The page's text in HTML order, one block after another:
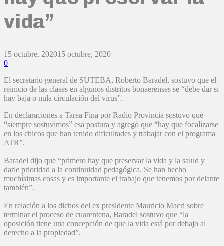
vida”
15 octubre, 202015 octubre, 2020
0
El secretario general de SUTEBA, Roberto Baradel, sostuvo que el
reinicio de las clases en algunos distritos bonaerenses se “debe dar si
hay baja o nula circulación del virus”.
En declaraciones a Tarea Fina por Radio Provincia sostuvo que
“siempre sostuvimos” esa postura y agregó que “hay que focalizarse
en los chicos que han tenido dificultades y trabajar con el programa
ATR”.
Baradel dijo que “primero hay que preservar la vida y la salud y
darle prioridad a la continuidad pedagógica. Se han hecho
muchísimas cosas y es importante el trabajo que tenemos por delante
también”.
En relación a los dichos del ex presidente Mauricio Macri sobre
terminar el proceso de cuarentena, Baradel sostuvo que “la
oposición tiene una concepción de que la vida está por debajo al
derecho a la propiedad”.